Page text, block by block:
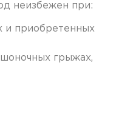
неизбежен при:
и приобретенных
грыжах,